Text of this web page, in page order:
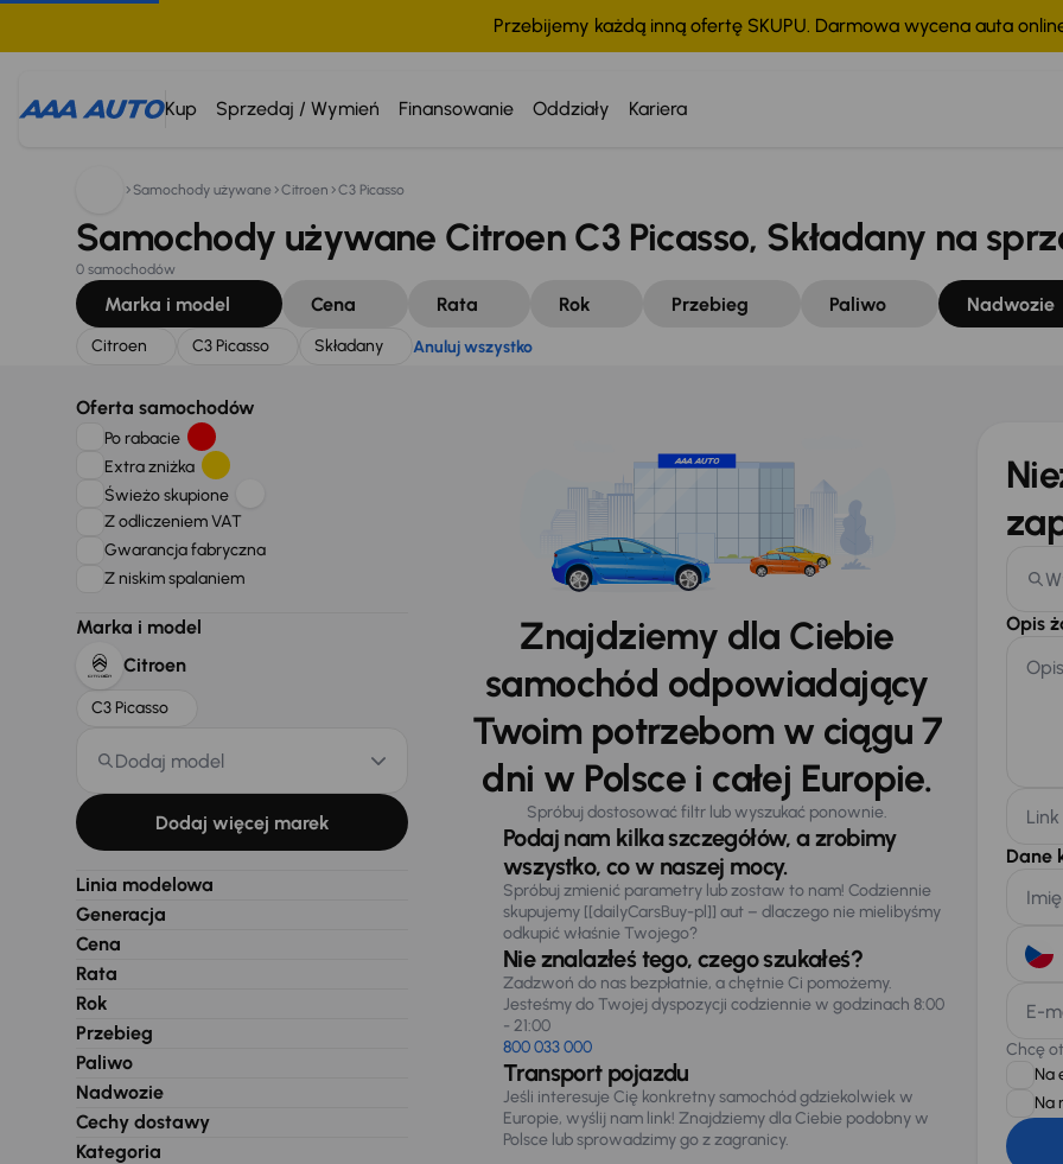
Przebijemy każdą inną ofertę SKUPU. Darmowa wycena auta
Kup Sprzedaj / Wymień Finansowanie Oddziały Kariera
Szukam: Anuluj wszystko
Samochody używane Citroen C3 Picasso
Samochody używane Citroen C3 Picasso, Składany na
0 samochodów
Marka i model Cena Rata Rok Przebieg Paliwo Nadwozie
Citroen C3 Picasso Składany Anuluj wszystko
Oferta samochodów
Po rabacie
Extra zniżka
Świeżo skupione
Z odliczeniem VAT
Gwarancja fabryczna
Z niskim spalaniem
Marka i model
Citroen
C3 Picasso
Dodaj model
Dodaj więcej marek
Linia modelowa
Generacja
Cena
Rata
Rok
Przebieg
Paliwo
Nadwozie
Cechy dostawy
Kategoria
Znajdziemy dla Ciebie
samochód odpowiadający
Twoim potrzebom w ciągu 7
dni w Polsce i całej Europie.
Spróbuj dostosować filtr lub wyszukać ponownie.
Podaj nam kilka szczegółów, a zrobimy
wszystko, co w naszej mocy.
Spróbuj zmienić parametry lub zostaw to nam! Codziennie
skupujemy [[dailyCarsBuy-pl]] aut – dlaczego nie mielibyśmy
odkupić właśnie Twojego?
Nie znalazłeś tego, czego szukałeś?
Zadzwoń do nas bezpłatnie, a chętnie Ci pomożemy.
Jesteśmy do Twojej dyspozycji codziennie w godzinach 8:00
- 21:00
800 033 000
Transport pojazdu
Jeśli interesuje Cię konkretny samochód gdziekolwiek w
Europie, wyślij nam link! Znajdziemy dla Ciebie podobny w
Polsce lub sprowadzimy go z zagranicy.
Opis
Dane
E-
Chcę
Na
Na